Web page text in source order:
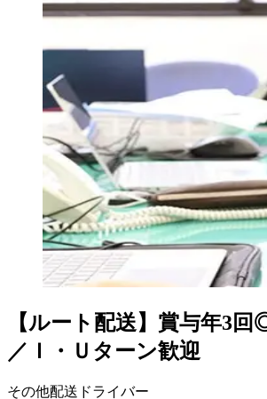
【ルート配送】賞与年3
／Ｉ・Ｕターン歓迎
その他配送ドライバー